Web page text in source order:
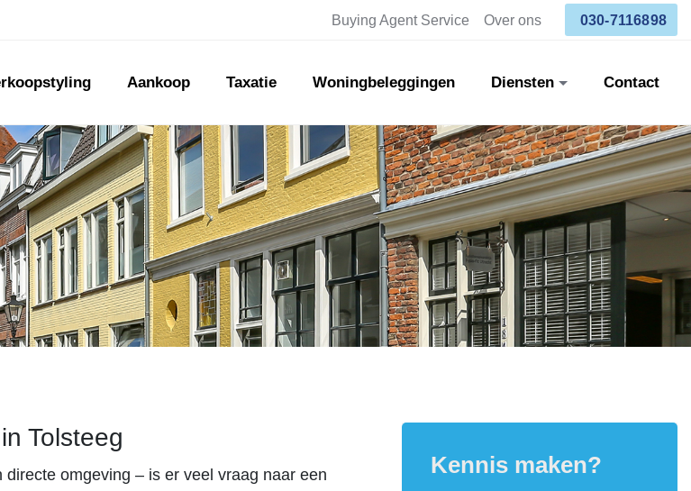
Buying Agent Service Over ons 030-7116898
Aankoop Taxatie Woningbeleggingen Diensten Contact
Tolsteeg
directe omgeving – is er veel vraag naar een
Kennis maken?